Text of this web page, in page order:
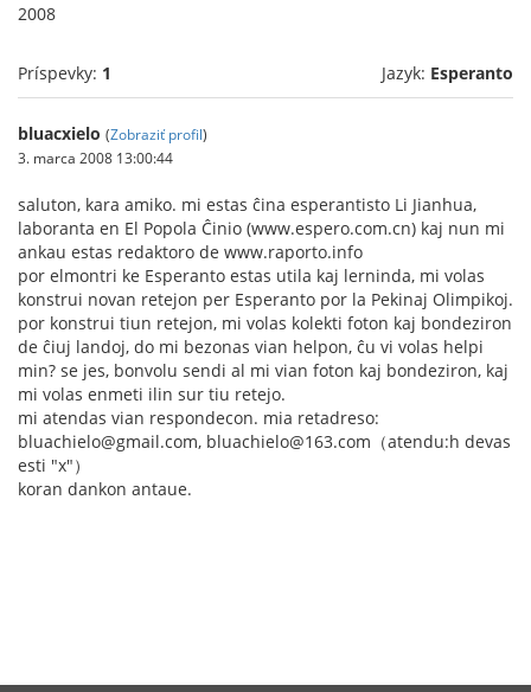
2008
Príspevky: 1 Jazyk: Esperanto
bluacxielo (Zobraziť profil)
3. marca 2008 13:00:44
saluton, kara amiko. mi estas ĉina esperantisto Li Jianhua,
laboranta en El Popola Ĉinio (www.espero.com.cn) kaj nun mi
ankau estas redaktoro de www.raporto.info
por elmontri ke Esperanto estas utila kaj lerninda, mi volas
konstrui novan retejon per Esperanto por la Pekinaj Olimpikoj.
por konstrui tiun retejon, mi volas kolekti foton kaj bondeziron
de ĉiuj landoj, do mi bezonas vian helpon, ĉu vi volas helpi
min? se jes, bonvolu sendi al mi vian foton kaj bondeziron, kaj
mi volas enmeti ilin sur tiu retejo.
mi atendas vian respondecon. mia retadreso:
bluachielo@gmail.com, bluachielo@163.com（atendu:h devas
esti "x"）
koran dankon antaue.